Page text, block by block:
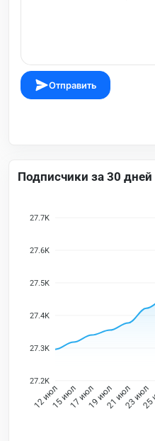
Отправить
Подписчики за 30 дней
27.7K
27.6K
27.5K
27.4K
27.3K
27.2K
12 июл15 июл17 июл19 июл21 июл23 июл